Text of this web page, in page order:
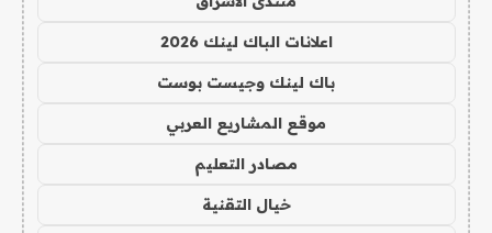
اعلانات الباك لينك 2026
باك لينك وجيست بوست
موقع المشاريع العربي
مصادر التعليم
خيال التقنية